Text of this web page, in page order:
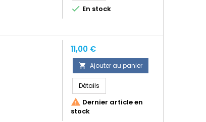
 En stock
Prix
11,00 €
 Ajouter au panier
Détails
 Dernier article en
stock